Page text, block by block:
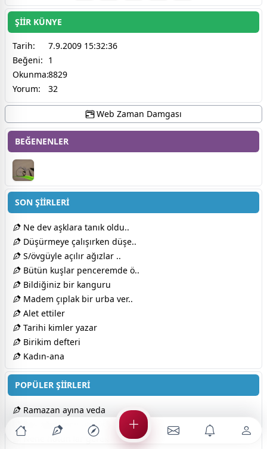
ŞİİR KÜNYE
Tarih:
7.9.2009 15:32:36
Beğeni: 1
Okunma:8829
Yorum:
32
Web Zaman Damgası
BEĞENENLER
SON ŞİİRLERİ
Ne dev aşklara tanık oldu..
Düşürmeye çalışırken düşe..
S/övgüyle açılır ağızlar ..
Bütün kuşlar penceremde ö..
Bildiğiniz bir kanguru
Madem çıplak bir urba ver..
Alet ettiler
Tarihi kimler yazar
Birikim defteri
Kadın-ana
POPÜLER ŞİİRLERİ
Ramazan ayına veda
Baş öğretmen atatürk
Nene hatun'lar gerek